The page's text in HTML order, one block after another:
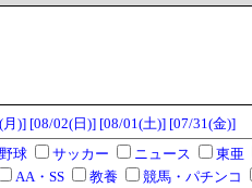
月)] [08/02(日)] [08/01(土)] [07/31(金)]
球 サッカー ニュース 東亜
AA・SS 教養 競馬・パチンコ